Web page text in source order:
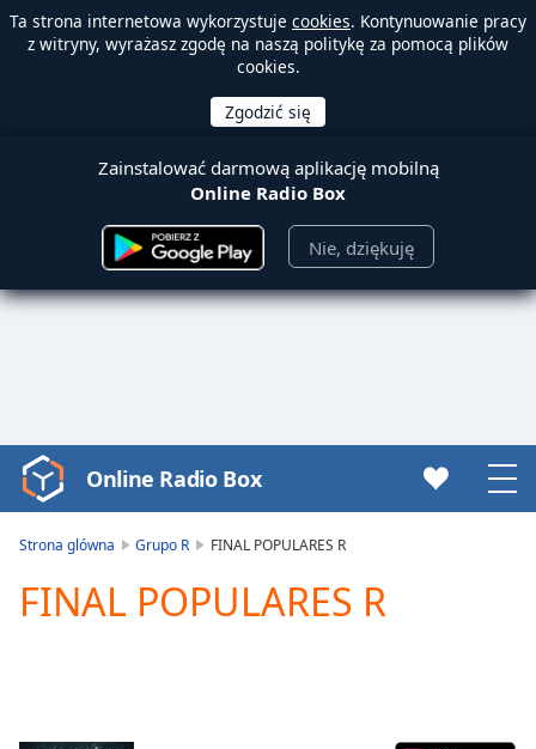
Ta strona internetowa wykorzystuje cookies. Kontynuowanie pracy
z witryny, wyrażasz zgodę na naszą politykę za pomocą plików
cookies.
Zainstalować darmową aplikację mobilną
Online Radio Box
Nie, dziękuję
Video
Player
Play
Video
Online Radio Box
Strona glówna Grupo R FINAL POPULARES R
FINAL POPULARES R